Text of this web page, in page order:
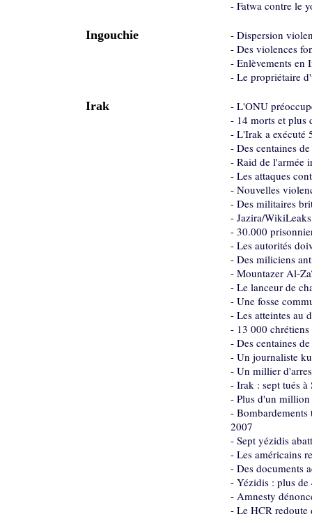
- Fatwa contre le
Ingouchie - Dispersion
- Des violences
- Enlèvements en
- Le propriétaire
Irak - L'ONU
- 14 morts et plus
- L'Irak a exécuté
- Des centaines
- Raid de l'armée
- Les attaques
- Nouvelles
- Des militaires
- Jazira/
- 30.000
- Les autorités
- Des miliciens
- Mountazer Al-
- Le lanceur de
- Une fosse
- Les atteintes au
- 13 000
- Des centaines
- Un journaliste
- Un millier
- Irak : sept tués
- Plus d'un million
-
2007
- Sept yézidis
- Les américains
- Des documents
- Yézidis : plus
- Amnesty
- Le HCR redoute